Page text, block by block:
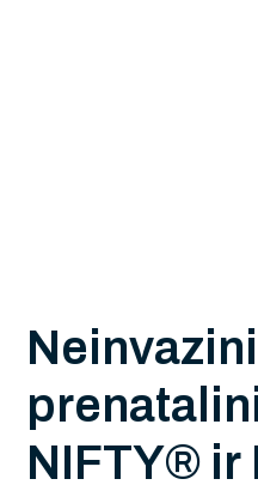
Neinvazini
prenata in
NIFTY® ir